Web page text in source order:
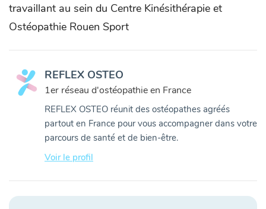
travaillant au sein du Centre Kinésithérapie et
Ostéopathie Rouen Sport
REFLEX OSTEO
1er réseau d'ostéopathie en France
REFLEX OSTEO réunit des ostéopathes agréés
partout en France pour vous accompagner dans votre
parcours de santé et de bien-être.
Voir le profil